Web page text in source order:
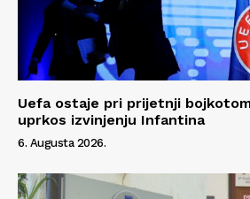
Uefa ostaje pri prijetnji
uprkos izvinjenju Infantina
6. Augusta 2026.